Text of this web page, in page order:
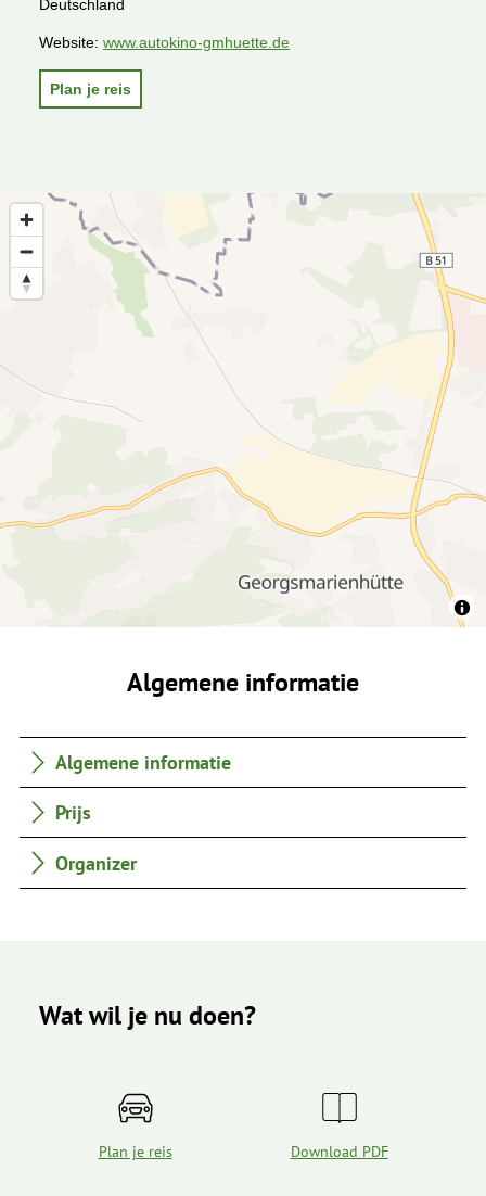
Deutschland
Website: www.autokino-gmhuette.de
Plan je reis
Algemene informatie
Algemene informatie
Prijs
Organizer
Wat wil je nu doen?
Plan je reis Download PDF